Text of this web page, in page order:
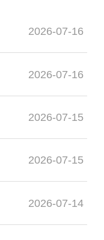
2026-07-16
2026-07-16
2026-07-15
2026-07-15
2026-07-14